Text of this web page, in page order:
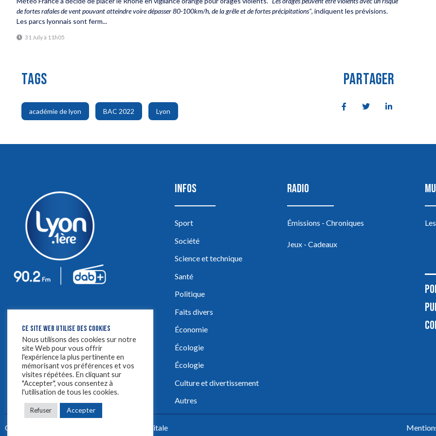
de fortes rafales de vent pouvant atteindre voire dépasser 80-100km/h, de la grêle et de fortes précipitations", indiquent les prévisions.
Les parcs lyonnais sont ferm...
31 July à 11h05
TAGS
académie de lyon
,
BAC 2022
,
Lyon
PARTAGER
INFOS
Sport
Société
Science et technique
Santé
Politique
Faits divers
Économie
Écologie
Écologie
Culture et divertissement
Autres
RADIO
Émissions - Chroniques
Jeux - Cadeaux
Créez votre site avec Yellowtie – Agence Digitale
CE SITE WEB UTILISE DES COOKIES
Nous utilisons des cookies sur notre
site Web pour vous offrir
l'expérience la plus pertinente en
mémorisant vos préférences et vos
visites répétées. En cliquant sur
"Accepter", vous consentez à
l'utilisation de tous les cookies.
Refuser Accepter